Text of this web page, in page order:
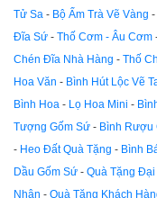
Tử Sa - Bộ Ấm Trà Vẽ Vàng -
Đĩa Sứ - Thố Cơm - Âu Cơm
Chén Đĩa Nhà Hàng - Thố
Hoa Văn - Bình Hút Lộc Vẽ
Bình Hoa - Lọ Hoa Mini -
Tượng Gốm Sứ - Bình Rượu
- Heo Đất Quà Tặng - Bình
Dầu Gốm Sứ - Quà Tặng Đại
Nhân - Quà Tặng Khách